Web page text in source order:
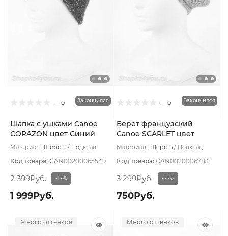
0 Закончился
Шапка с ушками Canoe
CORAZON цвет Синий
тёмный
Материал : Шерсть
Подклад:
Код товара: CAN00200065549
2 399Руб. -17%
1 999Руб.
0 Закончился
Берет французский
Canoe SCARLET цвет
Бежевый тёмный
Материал : Шерсть
Подклад:
Код товара: CAN00200067831
3 299Руб. -77%
750Руб.
Много оттенков Много оттенков